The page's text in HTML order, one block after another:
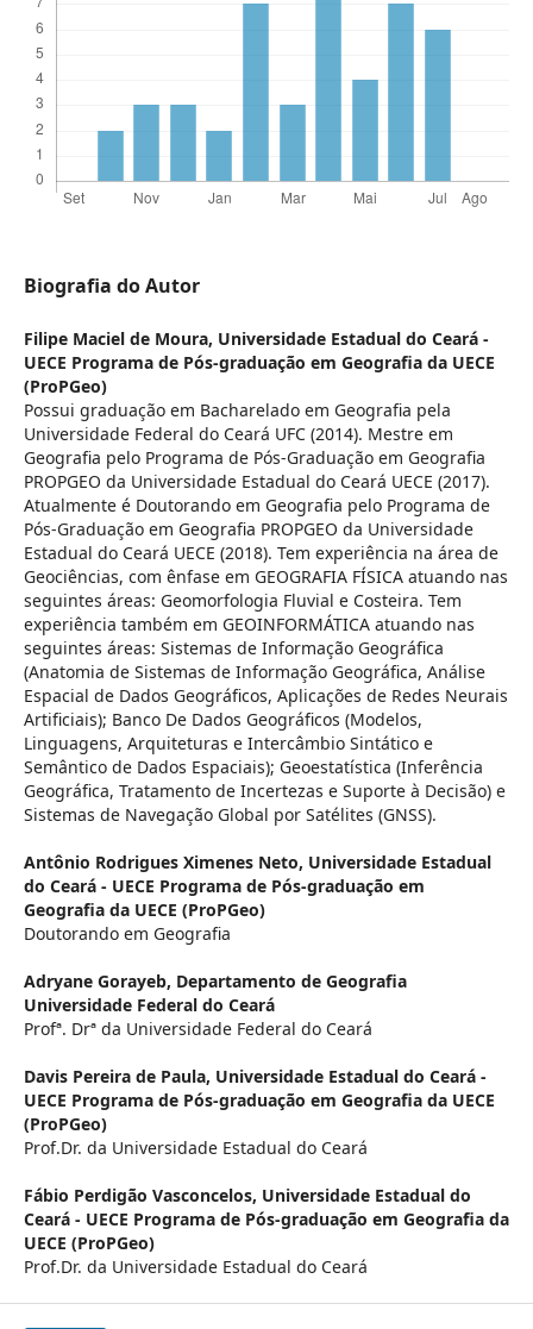
Biografia do Autor
Filipe Maciel de Moura, Universidade Estadual do Ceará -
UECE Programa de Pós-graduação em Geografia da UECE
(ProPGeo)
Possui graduação em Bacharelado em Geografia pela
Universidade Federal do Ceará UFC (2014). Mestre em
Geografia pelo Programa de Pós-Graduação em Geografia
PROPGEO da Universidade Estadual do Ceará UECE (2017).
Atualmente é Doutorando em Geografia pelo Programa de
Pós-Graduação em Geografia PROPGEO da Universidade
Estadual do Ceará UECE (2018). Tem experiência na área de
Geociências, com ênfase em GEOGRAFIA FÍSICA atuando nas
seguintes áreas: Geomorfologia Fluvial e Costeira. Tem
experiência também em GEOINFORMÁTICA atuando nas
seguintes áreas: Sistemas de Informação Geográfica
(Anatomia de Sistemas de Informação Geográfica, Análise
Espacial de Dados Geográficos, Aplicações de Redes Neurais
Artificiais); Banco De Dados Geográficos (Modelos,
Linguagens, Arquiteturas e Intercâmbio Sintático e
Semântico de Dados Espaciais); Geoestatística (Inferência
Geográfica, Tratamento de Incertezas e Suporte à Decisão) e
Sistemas de Navegação Global por Satélites (GNSS).
Antônio Rodrigues Ximenes Neto, Universidade Estadual
do Ceará - UECE Programa de Pós-graduação em
Geografia da UECE (ProPGeo)
Doutorando em Geografia
Adryane Gorayeb, Departamento de Geografia
Universidade Federal do Ceará
Profª. Drª da Universidade Federal do Ceará
Davis Pereira de Paula, Universidade Estadual do Ceará -
UECE Programa de Pós-graduação em Geografia da UECE
(ProPGeo)
Prof.Dr. da Universidade Estadual do Ceará
Fábio Perdigão Vasconcelos, Universidade Estadual do
Ceará - UECE Programa de Pós-graduação em Geografia da
UECE (ProPGeo)
Prof.Dr. da Universidade Estadual do Ceará